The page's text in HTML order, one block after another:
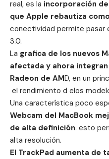
real, es la incorporación
que Apple rebautiza
conectividad permite pasar
3.0.
La grafica de los nuevos
afectada y ahora
Radeon de AMD, en un
el rendimiento d elos
Una característica poco
Webcam del MacBook
de alta definición. esto
alta resolución.
El TrackPad aumenta de